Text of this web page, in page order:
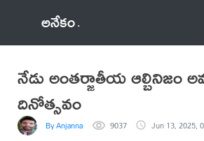
అనేకం
నేడు అంతర్జాతీయ ఆల్బినిజం
దినోత్సవం
By Anjanna 9037 Jun 13, 2025,